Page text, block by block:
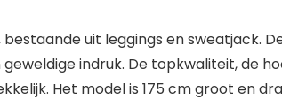
uit leggings en sweatjack.
indruk. De topkwaliteit, de
Het model is 175 cm groot en